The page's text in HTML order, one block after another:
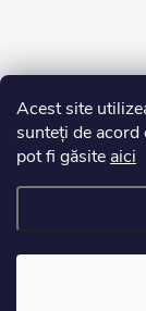
Acest site
sunteți de
pot fi găsite aici
Drepturi de